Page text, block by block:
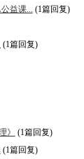
益课... (1篇回复)
(1篇回复)
》
(1篇回复)
(1篇回复)